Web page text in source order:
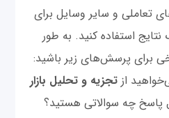
تعاملی و سایر وسایل برای
نتایج استفاده کنید. به طور
برای پرسش‌های زیر باشید:
از تجزیه و تحلیل بازار
پاسخ چه سوالاتی هستید؟